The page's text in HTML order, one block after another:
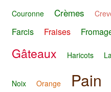
Couronne
Crèmes
Farcis Fraises
Gâteaux Haricots
Noix Orange Pain